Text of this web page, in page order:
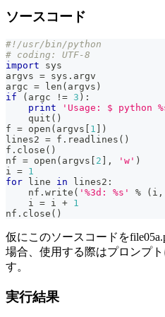
ソースコード
#!/usr/bin/python
# coding: UTF-8
import sys
argvs = sys . argv
argc = len ( argvs )
if
( argc != 3 ) :
print
'Usage: $ python
    quit
( )
f = open ( argvs 1
)
lines2 = f . readlines ( )
f . close ( )
nf = open ( argvs 2 , 'w' )
i = 1
for line in lines2 :
    nf
. write ( '%3d: %s' % ( i ,
    i
= i + 1
nf . close ( )
仮にこのソースコードを
場合、使用する際はプロンプ
す。
実行結果